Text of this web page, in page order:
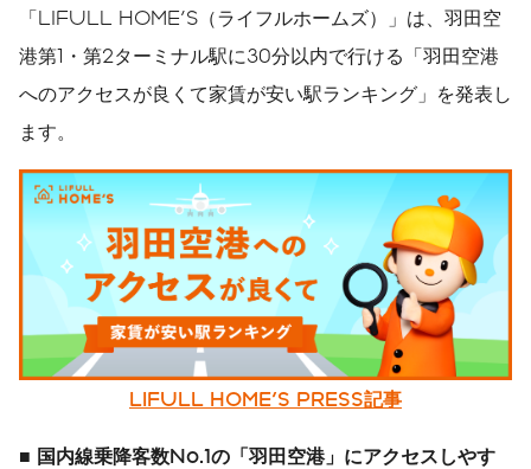
「LIFULL HOME'S（ライフルホームズ）」は、羽田空
港第1・第2ターミナル駅に30分以内で行ける「羽田空港
へのアクセスが良くて家賃が安い駅ランキング」を発表し
ます。
LIFULL HOME'S PRESS記事
■ 国内線乗降客数No.1の「羽田空港」にアクセスしやす